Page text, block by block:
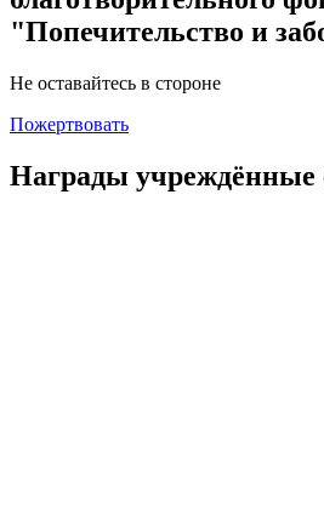
"Попечительство и
Не оставайтесь в стороне
Пожертвовать
Награды учреждённые